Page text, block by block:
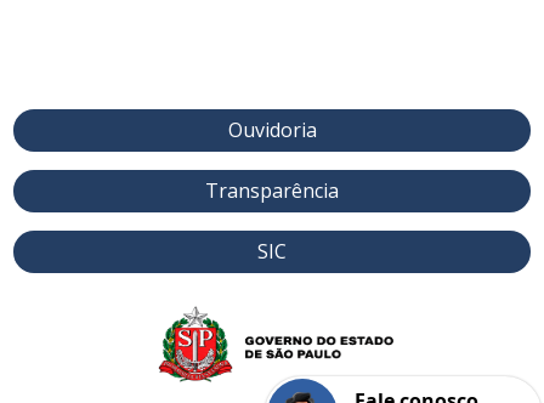
Ouvidoria
Transparência
SIC